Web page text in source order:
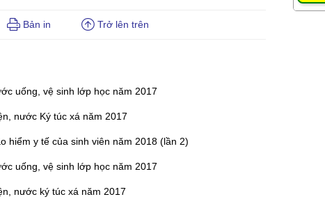
Bản in Trở lên trên
uống, vệ sinh lớp học năm 2017
nước Ký túc xá năm 2017
hiểm y tế của sinh viên năm 2018 (lần 2)
uống, vệ sinh lớp học năm 2017
nước ký túc xá năm 2017